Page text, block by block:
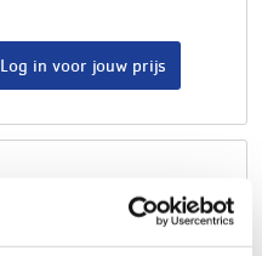
Log in voor jouw prijs